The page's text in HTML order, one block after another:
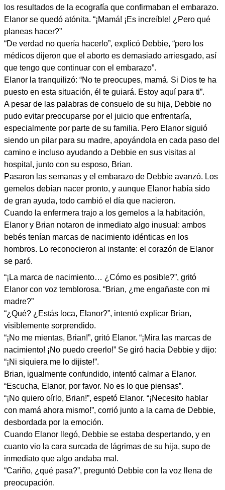
los resultados de la ecografía que confirmaban el embarazo.
Elanor se quedó atónita. “¡Mamá! ¡Es increíble! ¿Pero qué
planeas hacer?”
“De verdad no quería hacerlo”, explicó Debbie, “pero los
médicos dijeron que el aborto es demasiado arriesgado, así
que tengo que continuar con el embarazo”.
Elanor la tranquilizó: “No te preocupes, mamá. Si Dios te ha
puesto en esta situación, él te guiará. Estoy aquí para ti”.
A pesar de las palabras de consuelo de su hija, Debbie no
pudo evitar preocuparse por el juicio que enfrentaría,
especialmente por parte de su familia. Pero Elanor siguió
siendo un pilar para su madre, apoyándola en cada paso del
camino e incluso ayudando a Debbie en sus visitas al
hospital, junto con su esposo, Brian.
Pasaron las semanas y el embarazo de Debbie avanzó. Los
gemelos debían nacer pronto, y aunque Elanor había sido
de gran ayuda, todo cambió el día que nacieron.
Cuando la enfermera trajo a los gemelos a la habitación,
Elanor y Brian notaron de inmediato algo inusual: ambos
bebés tenían marcas de nacimiento idénticas en los
hombros. Lo reconocieron al instante: el corazón de Elanor
se paró.
“¡La marca de nacimiento… ¿Cómo es posible?”, gritó
Elanor con voz temblorosa. “Brian, ¿me engañaste con mi
madre?”
“¿Qué? ¿Estás loca, Elanor?”, intentó explicar Brian,
visiblemente sorprendido.
“¡No me mientas, Brian!”, gritó Elanor. “¡Mira las marcas de
nacimiento! ¡No puedo creerlo!” Se giró hacia Debbie y dijo:
“¡Ni siquiera me lo dijiste!”.
Brian, igualmente confundido, intentó calmar a Elanor.
“Escucha, Elanor, por favor. No es lo que piensas”.
“¡No quiero oírlo, Brian!”, espetó Elanor. “¡Necesito hablar
con mamá ahora mismo!”, corrió junto a la cama de Debbie,
desbordada por la emoción.
Cuando Elanor llegó, Debbie se estaba despertando, y en
cuanto vio la cara surcada de lágrimas de su hija, supo de
inmediato que algo andaba mal.
“Cariño, ¿qué pasa?”, preguntó Debbie con la voz llena de
preocupación.